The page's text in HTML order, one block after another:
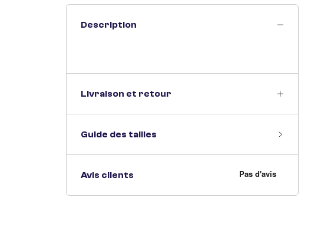
Description
Livraison et retour
Guide des tailles
Avis clients